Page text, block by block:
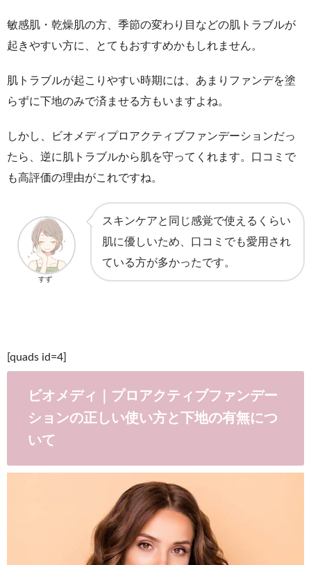
敏感肌・乾燥肌の方、季節の変わり目などの肌トラブルが
起きやすい方に、とてもおすすめかもしれません。
肌トラブルが起こりやすい時期には、あまりファンデを塗
らずに下地のみで済ませる方もいますよね。
しかし、ビオメディプロアクティブファンデーションだっ
たら、逆に肌トラブルから肌を守ってくれます。口コミで
も高評価の理由がこれですね。
スキンケアと同じ感覚で使えるくらい
肌に優しいため、口コミでも愛用され
ている方が多かったです。
すず
[quads id=4]
ビオメディ｜プロアクティブファンデー
ションの正しい使い方と下地の有無につ
いて